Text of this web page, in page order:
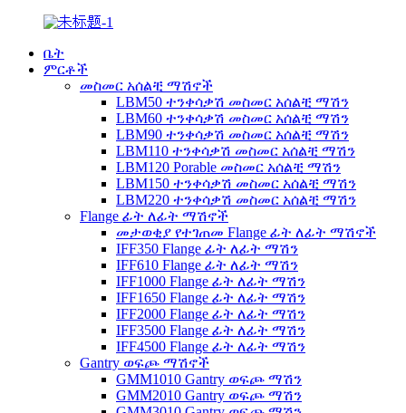
ቤት
ምርቶች
መስመር አሰልቺ ማሽኖች
LBM50 ተንቀሳቃሽ መስመር አሰልቺ ማሽን
LBM60 ተንቀሳቃሽ መስመር አሰልቺ ማሽን
LBM90 ተንቀሳቃሽ መስመር አሰልቺ ማሽን
LBM110 ተንቀሳቃሽ መስመር አሰልቺ ማሽን
LBM120 Porable መስመር አሰልቺ ማሽን
LBM150 ተንቀሳቃሽ መስመር አሰልቺ ማሽን
LBM220 ተንቀሳቃሽ መስመር አሰልቺ ማሽን
Flange ፊት ለፊት ማሽኖች
መታወቂያ የተገጠመ Flange ፊት ለፊት ማሽኖች
IFF350 Flange ፊት ለፊት ማሽን
IFF610 Flange ፊት ለፊት ማሽን
IFF1000 Flange ፊት ለፊት ማሽን
IFF1650 Flange ፊት ለፊት ማሽን
IFF2000 Flange ፊት ለፊት ማሽን
IFF3500 Flange ፊት ለፊት ማሽን
IFF4500 Flange ፊት ለፊት ማሽን
Gantry ወፍጮ ማሽኖች
GMM1010 Gantry ወፍጮ ማሽን
GMM2010 Gantry ወፍጮ ማሽን